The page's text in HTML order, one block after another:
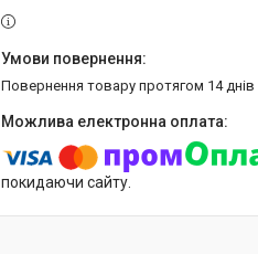
повернення товару протягом 14 днів
покидаючи сайту.